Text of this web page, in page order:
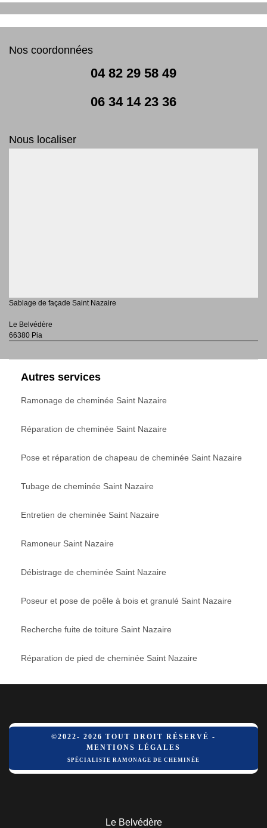
Nos coordonnées
04 82 29 58 49
06 34 14 23 36
Nous localiser
Sablage de façade Saint Nazaire
Le Belvédère
66380 Pia
Autres services
Ramonage de cheminée Saint Nazaire
Réparation de cheminée Saint Nazaire
Pose et réparation de chapeau de cheminée Saint Nazaire
Tubage de cheminée Saint Nazaire
Entretien de cheminée Saint Nazaire
Ramoneur Saint Nazaire
Débistrage de cheminée Saint Nazaire
Poseur et pose de poêle à bois et granulé Saint Nazaire
Recherche fuite de toiture Saint Nazaire
Réparation de pied de cheminée Saint Nazaire
©2022- 2026 TOUT DROIT RÉSERVÉ -
MENTIONS LÉGALES
SPÉCIALISTE RAMONAGE DE CHEMINÉE
Le Belvédère